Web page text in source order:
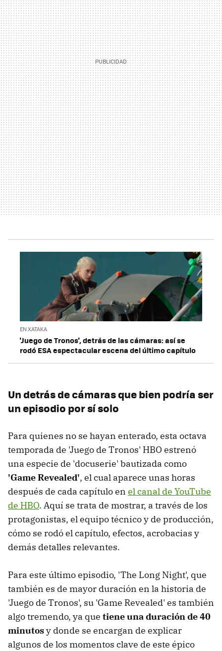
EN XATAKA
'Juego de Tronos', detrás de las cámaras: así se
rodó ESA espectacular escena del último capítulo
Un detrás de cámaras que bien podría ser
un episodio por sí solo
Para quienes no se hayan enterado, esta octava
temporada de 'Juego de Tronos' HBO estrenó
una especie de 'docuserie' bautizada como
'Game Revealed', el cual aparece unas horas
después de cada capítulo en el canal de YouTube
de HBO. Aquí se trata de mostrar, a través de los
protagonistas, el equipo técnico y de producción,
cómo se rodó el capítulo, efectos, acrobacias y
demás detalles relevantes.
Para este último episodio, 'The Long Night', que
también es de mayor duración en la historia de
'Juego de Tronos', su 'Game Revealed' es también
algo tremendo, ya que tiene una duración de 40
minutosy donde se encargan de explicar
algunos de los momentos clave de este épico